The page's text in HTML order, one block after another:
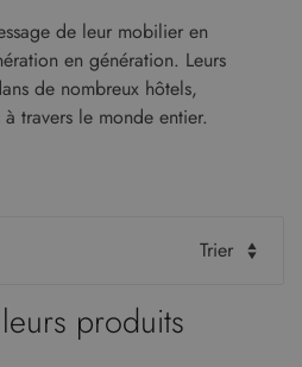
de leur mobilier en
en génération. Leurs
de nombreux hôtels,
travers le monde entier.
Trier
produits